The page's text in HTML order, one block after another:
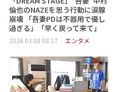
倫也のNAZEを思う行動に涙腺
崩壊 「吾妻PDは不器用で優し
過ぎる」「早く戻って来て」
2026.03.08 08:17 エンタメ